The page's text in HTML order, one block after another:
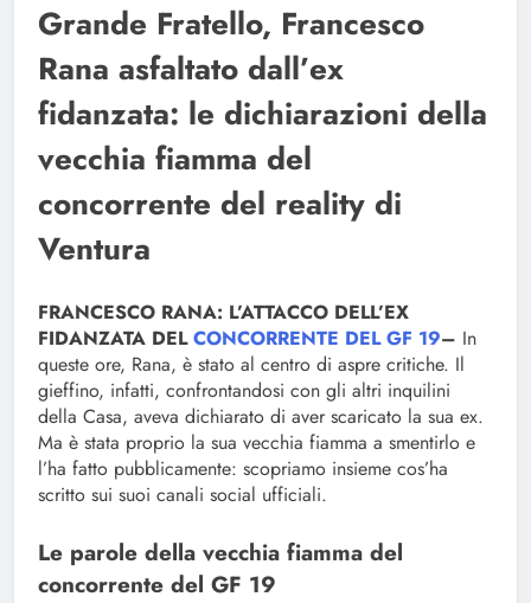
Grande Fratello, Francesco
Rana asfaltato dall’ex
fidanzata: le dichiarazioni della
vecchia fiamma del
concorrente del reality di
Ventura
FRANCESCO RANA: L’ATTACCO DELL’EX
FIDANZATA DELCONCORRENTE DEL GF 19– In
queste ore, Rana, è stato al centro di aspre critiche. Il
gieffino, infatti, confrontandosi con gli altri inquilini
della Casa, aveva dichiarato di aver scaricato la sua ex.
Ma è stata proprio la sua vecchia fiamma a smentirlo e
l’ha fatto pubblicamente: scopriamo insieme cos’ha
scritto sui suoi canali social ufficiali.
Le parole della vecchia fiamma del
concorrente del GF 19